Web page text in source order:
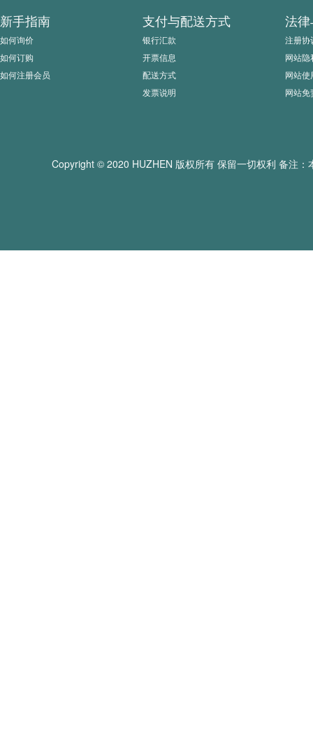
新手指南
如何询价
如何订购
如何注册会员
支付与配送方式
银行汇款
开票信息
配送方式
发票说明
法
注册协
网站隐
网站使
网站免
Copyright © 2020 HUZHEN 版权所有 保留一切权利 备注